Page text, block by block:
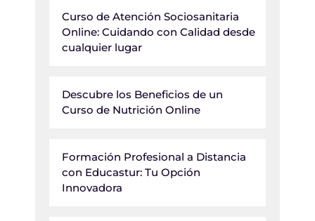
Curso de Atención Sociosanitaria
Online: Cuidando con Calidad desde
cualquier lugar
Descubre los Beneficios de un
Curso de Nutrición Online
Formación Profesional a Distancia
con Educastur: Tu Opción
Innovadora